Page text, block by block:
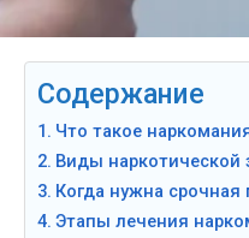
Содержание
Что такое
Виды наркотической
Когда нужна
Этапы лечения